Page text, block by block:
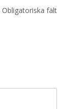
Obligatoriska fält